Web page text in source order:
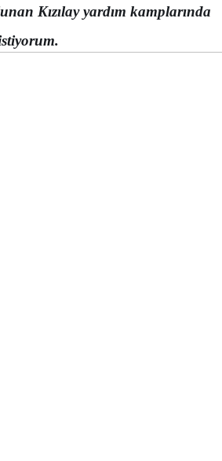
Kızılay yardım kamplarında